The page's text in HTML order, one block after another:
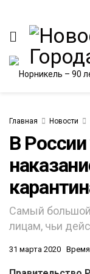
Главная Новости
В
Самый
лицам, чьи
31 марта 2020 Время